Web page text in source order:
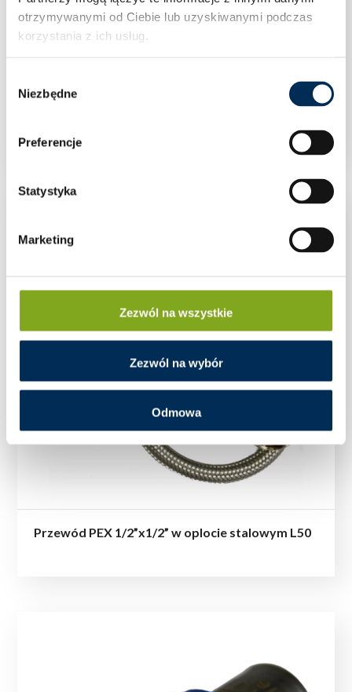
otrzymywanymi od Ciebie lub uzyskiwanymi podczas
korzystania z ich usług.
zgody
Niezbędne
Preferencje
Statystyka
Marketing
Zezwól na wszystkie
Zezwól na wybór
Odmowa
Przewód PEX 1/2”x1/2” w oplocie stalowym L50